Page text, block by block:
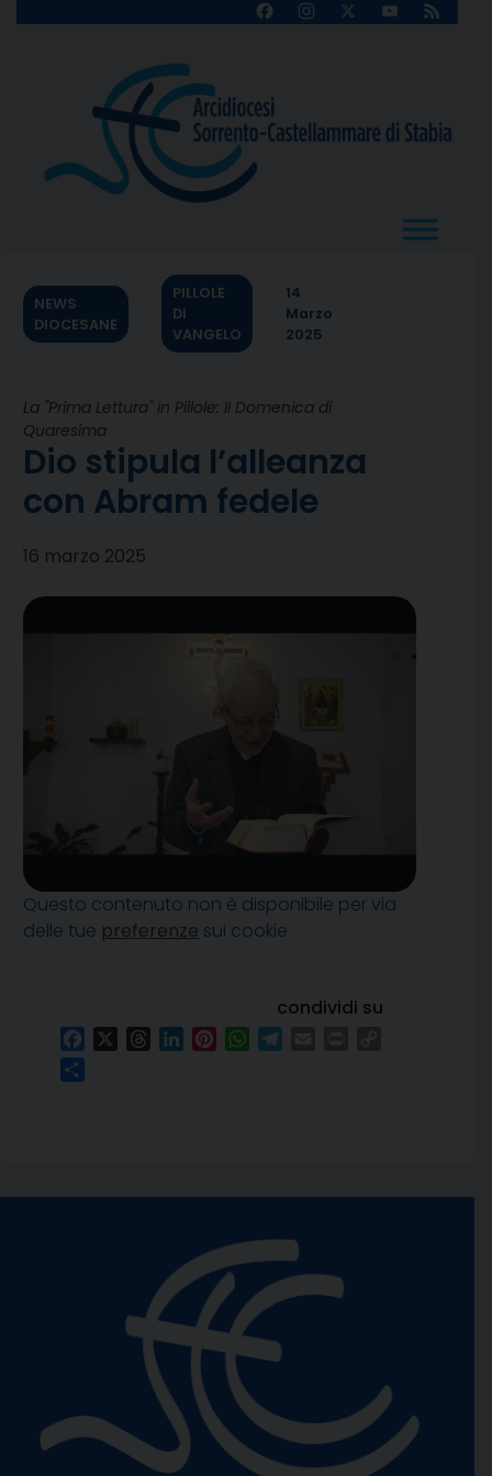
FacebookInstagram
X
YouTube
Feed
NEWS
DIOCESANE
PILLOLE
DI
VANGELO
14
Marzo
2025
La "Prima Lettura" in Pillole: II Domenica di
Quaresima
Dio stipula l’alleanza
con Abram fedele
16 marzo 2025
Questo contenuto non è disponibile per via
delle tue preferenze sui cookie
condividi su
FacebookThreadsLinkedInPinterestWhatsApp